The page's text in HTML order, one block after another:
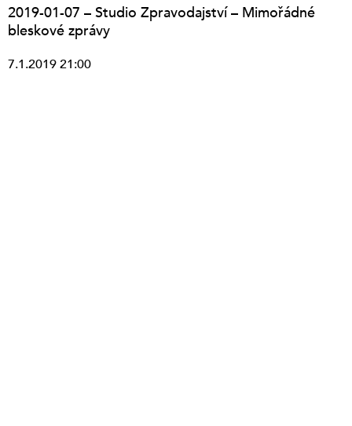
2019-01-07 – Studio Zpravodajství – Mimořádné
bleskové zprávy
7.1.2019 21:00